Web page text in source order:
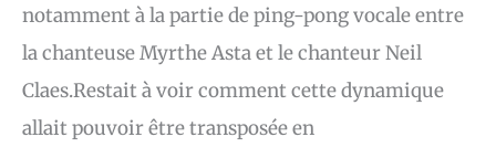
notamment à la partie de ping-pong vocale entre
la chanteuse Myrthe Asta et le chanteur Neil
Claes.Restait à voir comment cette dynamique
allait pouvoir être transposée en